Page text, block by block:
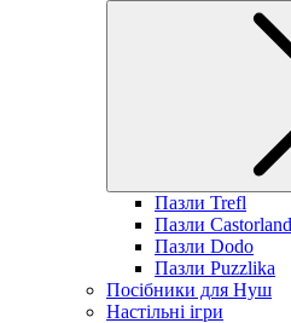
Пазли Trefl
Пазли Castorland
Пазли Dodo
Пазли Puzzlika
Посібники для Нуш
Настільні ігри